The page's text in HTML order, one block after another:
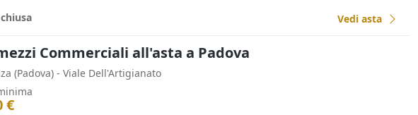
Vedi asta
Commerciali all'asta a Padova
(Padova) - Viale Dell'Artigianato
€